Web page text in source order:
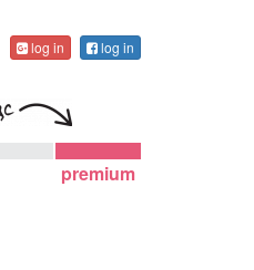
log in log in
premium